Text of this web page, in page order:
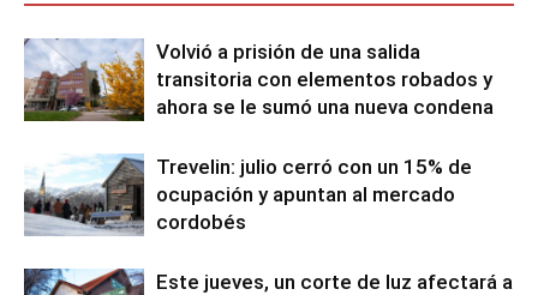
Volvió a prisión de una salida
transitoria con elementos robados y
ahora se le sumó una nueva condena
Trevelin: julio cerró con un 15% de
ocupación y apuntan al mercado
cordobés
Este jueves, un corte de luz afectará a